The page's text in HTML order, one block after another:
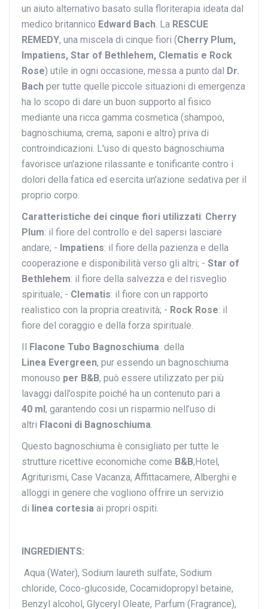
un aiuto alternativo basato sulla floriterapia ideata dal
medico britannico Edward Bach. La RESCUE
REMEDY, una miscela di cinque fiori (Cherry Plum,
Impatiens, Star of Bethlehem, Clematis e Rock
Rose) utile in ogni occasione, messa a punto dal Dr.
Bach per tutte quelle piccole situazioni di emergenza
ha lo scopo di dare un buon supporto al fisico
mediante una ricca gamma cosmetica (shampoo,
bagnoschiuma, crema, saponi e altro) priva di
controindicazioni. L'uso di questo bagnoschiuma
favorisce un'azione rilassante e tonificante contro i
dolori della fatica ed esercita un'azione sedativa per il
proprio corpo.
Caratteristiche dei cinque fiori utilizzati: Cherry
Plum: il fiore del controllo e del sapersi lasciare
andare; - Impatiens: il fiore della pazienza e della
cooperazione e disponibilità verso gli altri; - Star of
Bethlehem: il fiore della salvezza e del risveglio
spirituale; - Clematis: il fiore con un rapporto
realistico con la propria creatività; - Rock Rose: il
fiore del coraggio e della forza spirituale.
Flacone Tubo Bagnoschiuma della
Linea Evergreen, pur essendo un bagnoschiuma
monouso per B&B, può essere utilizzato per più
lavaggi dall’ospite poiché ha un contenuto pari a
40 ml , garantendo cosi un risparmio nell’uso di
altri Flaconi di Bagnoschiuma.
Questo bagnoschiuma è consigliato per tutte le
strutture ricettive economiche come B&B,Hotel,
Agriturismi, Case Vacanza, Affittacamere, Alberghi e
alloggi in genere che vogliono offrire un servizio
di linea cortesia ai propri ospiti.
INGREDIENTS:
Aqua (Water), Sodium laureth sulfate, Sodium
chloride, Coco-glucoside, Cocamidopropyl betaine,
Benzyl alcohol, Glyceryl Oleate, Parfum (Fragrance),